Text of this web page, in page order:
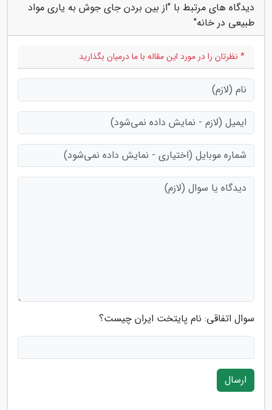
دیدگاه های مرتبط با "از بین بردن جای جوش به یاری مواد
طبیعی در خانه"
* نظرتان را در مورد این مقاله با ما درمیان بگذارید
سوال اتفاقی: نام پایتخت ایران چیست؟
ارسال